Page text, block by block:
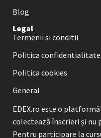
Blog
Legal
Termenii si conditii
Politica confidentialitate
Politica cookies
General
EDEX.ro este o
colectează înscrieri și nu
Pentru participare la